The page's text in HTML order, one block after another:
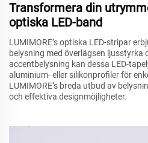
Transformera din
optiska LED-band
LUMIMORE’s optiska LED-stripar
belysning med överlägsen ljusstyrka
accentbelysning kan dessa LED-
aluminium- eller silikonprofiler för
LUMIMORE’s breda utbud av
och effektiva designmöjligheter.